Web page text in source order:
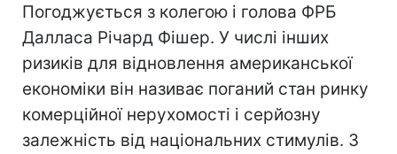
Погоджується з колегою і голова ФРБ
Далласа Річард Фішер. У числі інших
ризиків для відновлення американської
економіки він називає поганий стан ринку
комерційної нерухомості і серйозну
залежність від національних стимулів. З